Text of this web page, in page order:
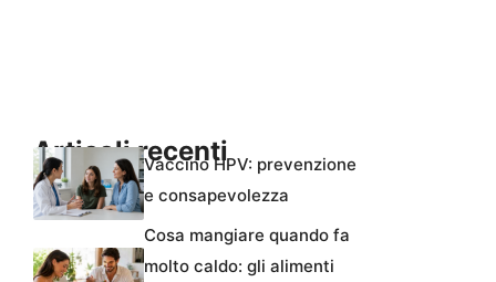
Articoli recentiVaccino HPV: prevenzione
e consapevolezza
Cosa mangiare quando fa
molto caldo: gli alimenti